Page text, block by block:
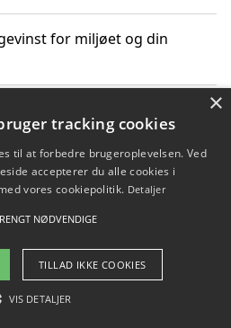
for miljøet og din
kan hjælpe med at reducere
online casino: Din
2026 - Pilanto Aps
×
tracking cookies
til at forbedre brugeroplevelsen. Ved
accepterer du alle cookies i
vores cookiepolitik. Detaljer
NØDVENDIGE
TILLAD IKKE COOKIES
VIS DETALJER